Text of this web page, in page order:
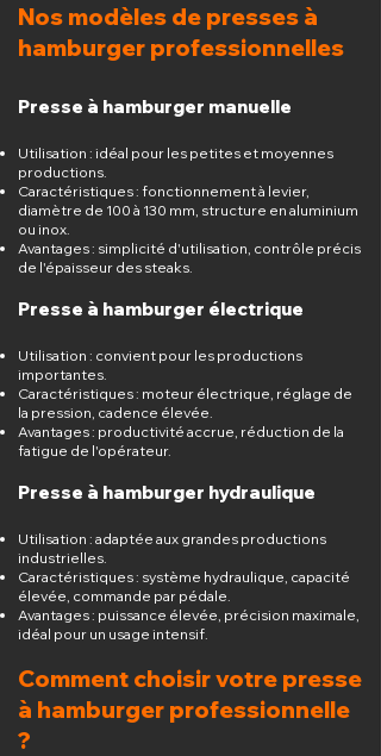
Nos modèles de presses à
hamburger professionnelles
Presse à hamburger manuelle
Utilisation : idéal pour les petites et moyennes
productions.
Caractéristiques : fonctionnement à levier,
diamètre de 100 à 130 mm, structure en aluminium
ou inox.
Avantages : simplicité d'utilisation, contrôle précis
de l'épaisseur des steaks.
Presse à hamburger électrique
Utilisation : convient pour les productions
importantes.
Caractéristiques : moteur électrique, réglage de
la pression, cadence élevée.
Avantages : productivité accrue, réduction de la
fatigue de l'opérateur.
Presse à hamburger hydraulique
Utilisation : adaptée aux grandes productions
industrielles.
Caractéristiques : système hydraulique, capacité
élevée, commande par pédale.
Avantages : puissance élevée, précision maximale,
idéal pour un usage intensif.
Comment choisir votre presse
à hamburger professionnelle
?